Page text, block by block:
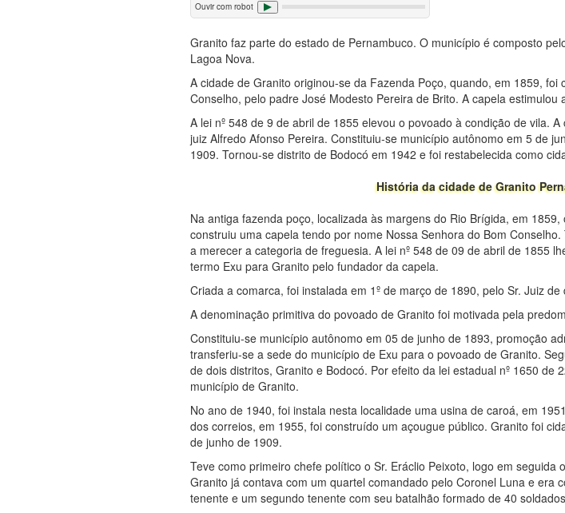
Ouvir com robot
Granito faz parte do estado de Pernambuco. O município é composto
Lagoa Nova.
A cidade de Granito originou-se da Fazenda Poço, quando, em 1859,
Conselho, pelo padre José Modesto Pereira de Brito. A capela estimulou
A lei nº 548 de 9 de abril de 1855 elevou o povoado à condição de vila.
juiz Alfredo Afonso Pereira. Constituiu-se município autônomo em 5 de
1909. Tornou-se distrito de Bodocó em 1942 e foi restabelecida como
História da cidade de Granito
Na antiga fazenda poço, localizada às margens do Rio Brígida, em
construiu uma capela tendo por nome Nossa Senhora do Bom
a merecer a categoria de freguesia. A lei nº 548 de 09 de abril de 1855
termo Exu para Granito pelo fundador da capela.
Criada a comarca, foi instalada em 1º de março de 1890, pelo Sr. Juiz
A denominação primitiva do povoado de Granito foi motivada pela
Constituiu-se município autônomo em 05 de junho de 1893, promoção
transferiu-se a sede do município de Exu para o povoado de Granito.
de dois distritos, Granito e Bodocó. Por efeito da lei estadual nº 1650 de
município de Granito.
No ano de 1940, foi instala nesta localidade uma usina de caroá, em
dos correios, em 1955, foi construído um açougue público. Granito foi
de junho de 1909.
Teve como primeiro chefe político o Sr. Eráclio Peixoto, logo em seguida
Granito já contava com um quartel comandado pelo Coronel Luna e era
tenente e um segundo tenente com seu batalhão formado de 40